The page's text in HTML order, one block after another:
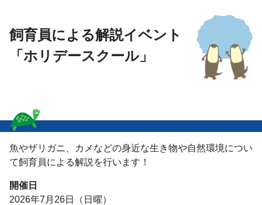
飼育員による解説イベント
「ホリデースクール」
魚やザリガニ、カメなどの身近な生き物や自然環境につい
て飼育員による解説を行います！
開催日
2026年7月26日（日曜）